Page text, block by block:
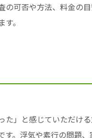
可否や方法、料金の
。
」と感じていただけ
。浮気や素行の問題